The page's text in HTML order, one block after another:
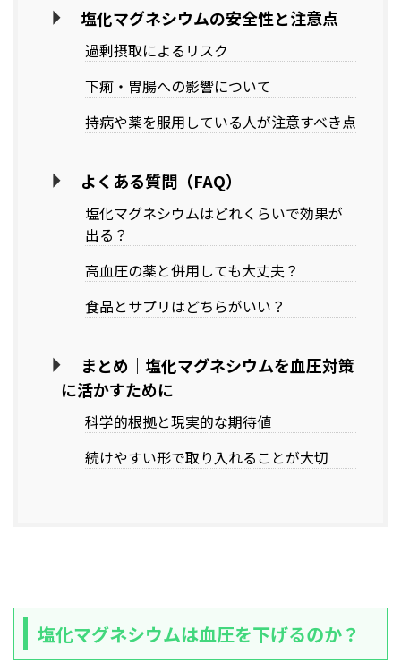
塩化マグネシウムの安全性と注意点
過剰摂取によるリスク
下痢・胃腸への影響について
持病や薬を服用している人が注意すべき点
よくある質問（FAQ）
塩化マグネシウムはどれくらいで効果が
出る？
高血圧の薬と併用しても大丈夫？
食品とサプリはどちらがいい？
まとめ｜塩化マグネシウムを血圧対策
に活かすために
科学的根拠と現実的な期待値
続けやすい形で取り入れることが大切
塩化マグネシウムは血圧を下げるのか？